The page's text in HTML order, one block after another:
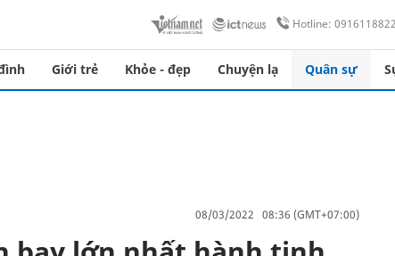
Hotline: 0916118822
Giới trẻ Khỏe - đẹp Chuyện lạ Quân sự
08/03/2022 08:36 (GMT+07:00)